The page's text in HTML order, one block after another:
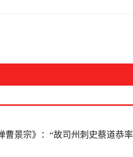
曹景宗》：“故司州刺史蔡道恭率